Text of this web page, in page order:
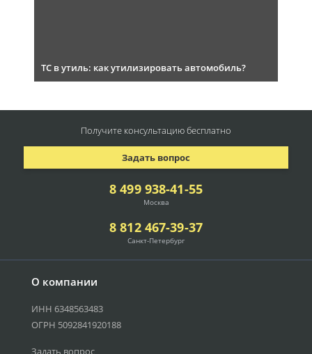
ТС в утиль: как утилизировать автомобиль?
О компании
ИНН 6348563483
ОГРН 5092841920188
Задать вопрос
8 499 938-41-55
Москва
8 812 467-39-37
Санкт-Петербург
Задать вопрос
Получите консультациюбесплатно